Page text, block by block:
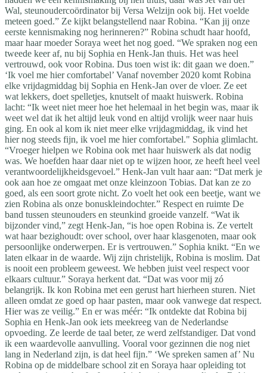
Wal, steunoudercoördinator bij Versa Welzijn ook bij. Het voelde
meteen goed.” Ze kijkt belangstellend naar Robina. “Kan jij onze
eerste kennismaking nog herinneren?” Robina schudt haar hoofd,
maar haar moeder Soraya weet het nog goed. “We spraken nog een
tweede keer af, nu bij Sophia en Henk-Jan thuis. Het was heel
vertrouwd, ook voor Robina. Dus toen wist ik: dit gaan we doen.”
‘Ik voel me hier comfortabel’ Vanaf november 2020 komt Robina
elke vrijdagmiddag bij Sophia en Henk-Jan over de vloer. Ze eet
wat lekkers, doet spelletjes, knutselt of maakt huiswerk. Robina
lacht: “Ik weet niet meer hoe het helemaal in het begin was, maar ik
weet wel dat ik het altijd leuk vond en altijd vrolijk weer naar huis
ging. En ook al kom ik niet meer elke vrijdagmiddag, ik vind het
hier nog steeds fijn, ik voel me hier comfortabel." Sophia glimlacht.
“Vroeger hielpen we Robina ook met haar huiswerk als dat nodig
was. We hoefden haar daar niet op te wijzen hoor, ze heeft heel veel
verantwoordelijkheidsgevoel.” Henk-Jan vult haar aan: “Dat merk je
ook aan hoe ze omgaat met onze kleinzoon Tobias. Dat kan ze zo
goed, als een soort grote nicht. Zo voelt het ook een beetje, want we
zien Robina als onze bonuskleindochter.” Respect en ruimte De
band tussen steunouders en steunkind groeide vanzelf. “Wat ik
bijzonder vind,” zegt Henk-Jan, “is hoe open Robina is. Ze vertelt
wat haar bezighoudt: over school, over haar klasgenoten, maar ook
persoonlijke onderwerpen. Er is vertrouwen.” Sophia knikt. “En we
laten elkaar in de waarde. Wij zijn christelijk, Robina is moslim. Dat
is nooit een probleem geweest. We hebben juist veel respect voor
elkaars cultuur.” Soraya herkent dat. “Dat was voor mij zó
belangrijk. Ik kon Robina met een gerust hart hierheen sturen. Niet
alleen omdat ze goed op haar pasten, maar ook vanwege dat respect.
Hier was ze veilig.” En er was méér: “Ik ontdekte dat Robina bij
Sophia en Henk-Jan ook iets meekreeg van de Nederlandse
opvoeding. Ze leerde de taal beter, ze werd zelfstandiger. Dat vond
ik een waardevolle aanvulling. Vooral voor gezinnen die nog niet
lang in Nederland zijn, is dat heel fijn.” ‘We spreken samen af’ Nu
Robina op de middelbare school zit en Soraya haar opleiding tot